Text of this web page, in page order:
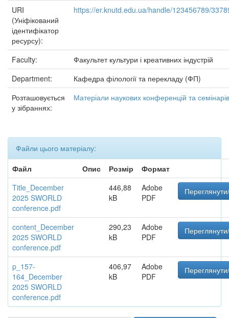
URI
(Уніфікований
ідентифікатор
ресурсу):
https://er.knutd.edu.ua/handle/123456789/
Faculty:
Факультет культури і креативних індустрій
Department:
Кафедра філології та перекладу (ФП)
Розташовується
у зібраннях:
Матеріали наукових конференцій та семінарів
Файли цього матеріалу:
Файл
Опис Розмір
Формат
Title_December
2025 SWORLD
conference.pdf
446,88
kB
Adobe
PDF
content_December
2025 SWORLD
conference.pdf
290,23
kB
Adobe
PDF
p_157-
164_December
2025 SWORLD
conference.pdf
406,97
kB
Adobe
PDF